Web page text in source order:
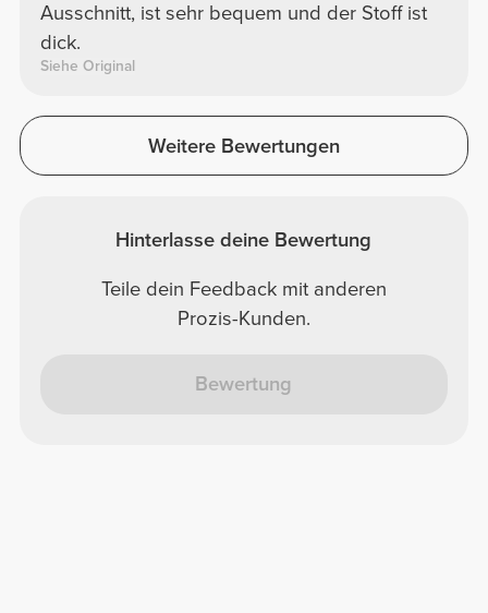
Ausschnitt, ist sehr bequem und der Stoff ist
dick.
Siehe Original
Weitere Bewertungen
Hinterlasse deine Bewertung
Teile dein Feedback mit anderen
Prozis-Kunden.
Bewertung